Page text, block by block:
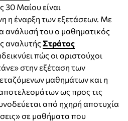
30 Μαίου είναι
η έναρξη των εξετάσεων. Με
ανάλυσή του ο μαθηματικός
αναλυτής Στράτος
πώς οι αριστούχοι
στην εξέταση των
μαθημάτων και η
ως προς τις
από ηχηρή αποτυχία
σε μαθήματα που